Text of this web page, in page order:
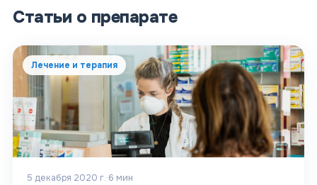
Статьи о препарате
Лечение и терапия
5 декабря 2020 г.·6 мин